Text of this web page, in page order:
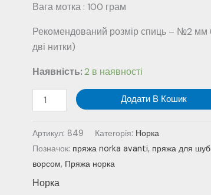
Вага мотка : 100 грам
Рекомендований розмір спиць – №2
дві нитки)
Наявність: 2 в наявності
Пряжа
Norka
849
м'ята
кількість
Додати В Кошик
Артикул: 849 Категорія: Норка
Позначок: пряжа norka avanti, пряжа для
ворсом, Пряжа норка
Норка